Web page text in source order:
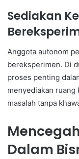
Sediakan
Anggota autonom
bereksperimen. Di
proses penting
menyediakan ruang
masalah tanpa
Dalam